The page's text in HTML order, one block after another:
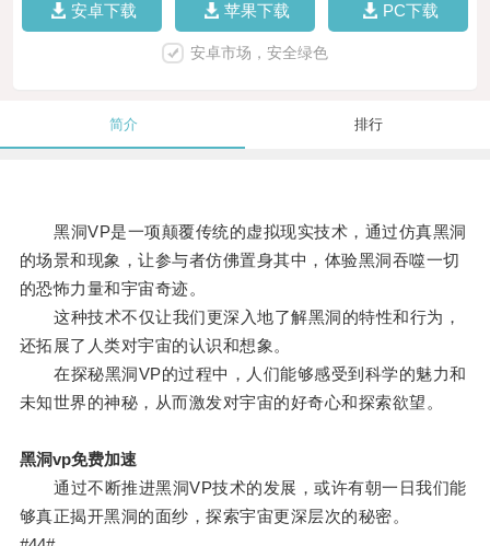
安卓下载 苹果下载 PC下载
安卓市场，安全绿色
简介 排行
黑洞VP是一项颠覆传统的虚拟现实技术，通过仿真黑洞
的场景和现象，让参与者仿佛置身其中，体验黑洞吞噬一切
的恐怖力量和宇宙奇迹。
这种技术不仅让我们更深入地了解黑洞的特性和行为，
还拓展了人类对宇宙的认识和想象。
在探秘黑洞VP的过程中，人们能够感受到科学的魅力和
未知世界的神秘，从而激发对宇宙的好奇心和探索欲望。
黑洞vp免费加速
通过不断推进黑洞VP技术的发展，或许有朝一日我们能
够真正揭开黑洞的面纱，探索宇宙更深层次的秘密。